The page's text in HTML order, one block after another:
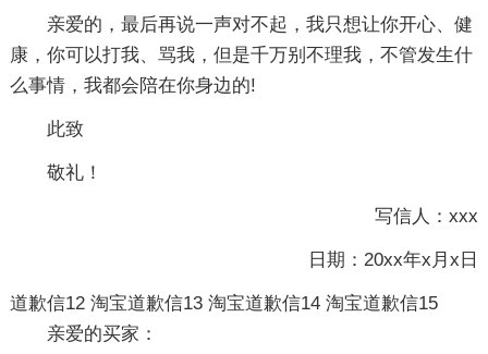
亲爱的，最后再说一声对不起，我只想让你开心、健
康，你可以打我、骂我，但是千万别不理我，不管发生什
么事情，我都会陪在你身边的!
此致
敬礼！
写信人：xxx
日期：20xx年x月x日
道歉信12
亲爱的买家：
淘宝道歉信13 淘宝道歉信14 淘宝道歉信15